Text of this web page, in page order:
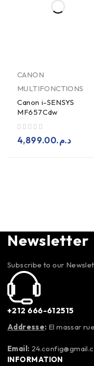
CANON
MULTIFONCTIONS
Canon i-SENSYS
MF657Cdw
د.م.4,899.00
Newsletter
Subscribe to our
+212 666-612515
Addresse: El massar
Email:
INFORMATION